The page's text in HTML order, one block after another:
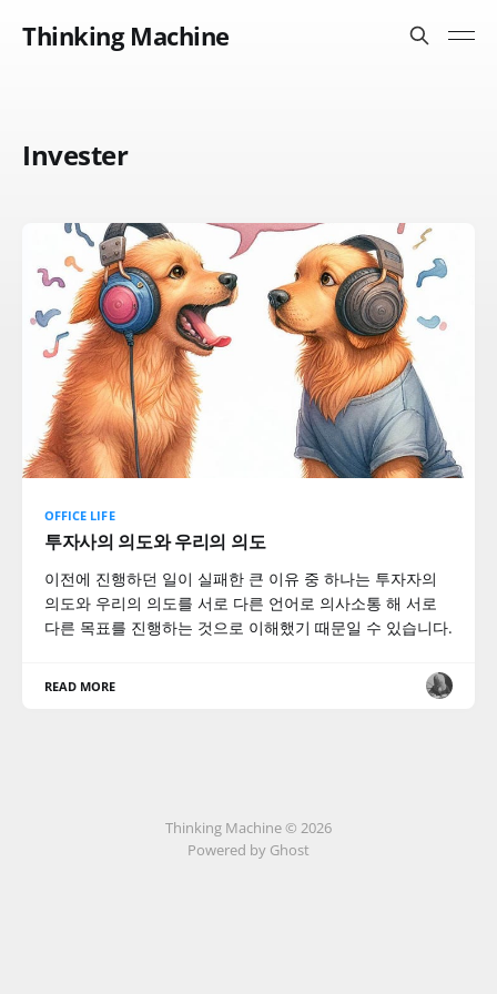
Thinking Machine
Invester
OFFICE LIFE
투자사의 의도와 우리의 의도
이전에 진행하던 일이 실패한 큰 이유 중 하나는 투자자의
의도와 우리의 의도를 서로 다른 언어로 의사소통 해 서로
다른 목표를 진행하는 것으로 이해했기 때문일 수 있습니다.
READ MORE
Thinking Machine © 2026
Powered by Ghost